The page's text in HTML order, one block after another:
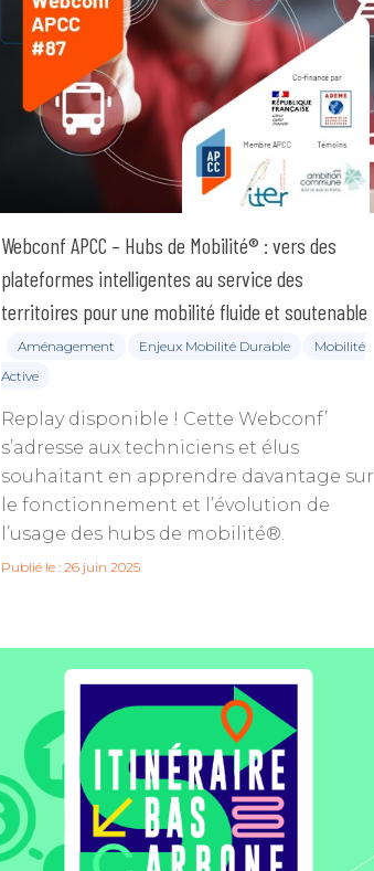
Webconf APCC – Hubs de Mobilité® : vers des
plateformes intelligentes au service des
territoires pour une mobilité fluide et soutenable
Aménagement Enjeux Mobilité Durable
Mobilité
Active
Replay disponible ! Cette Webconf’
s’adresse aux techniciens et élus
souhaitant en apprendre davantage sur
le fonctionnement et l’évolution de
l’usage des hubs de mobilité®.
Publié le : 26 juin 2025